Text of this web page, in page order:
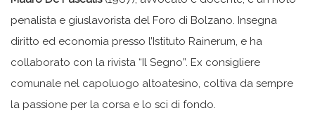
penalista e giuslavorista del Foro di Bolzano. Insegna
diritto ed economia presso l’Istituto Rainerum, e ha
collaborato con la rivista “Il Segno”. Ex consigliere
comunale nel capoluogo altoatesino, coltiva da sempre
la passione per la corsa e lo sci di fondo.